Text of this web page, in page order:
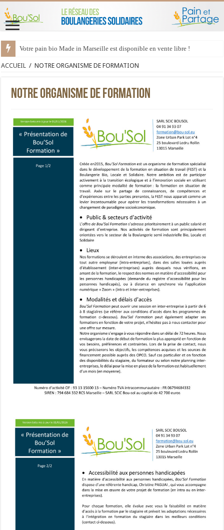
Votre pain bio Made in Marseille est disponible en vente libre !
ACCUEIL / NOTRE ORGANISME DE FORMATION
NOTRE ORGANISME DE FORMATION